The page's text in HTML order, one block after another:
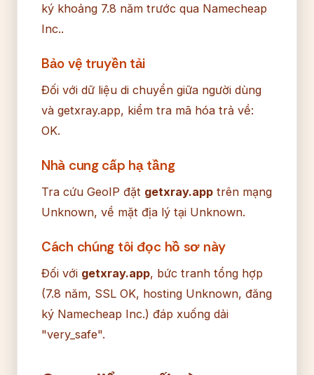
ký khoảng 7.8 năm trước qua Namecheap
Inc..
Bảo vệ truyền tải
Đối với dữ liệu di chuyển giữa người dùng
và getxray.app, kiểm tra mã hóa trả về:
OK.
Nhà cung cấp hạ tầng
Tra cứu GeoIP đặt getxray.app trên mạng
Unknown, về mặt địa lý tại Unknown.
Cách chúng tôi đọc hồ sơ này
Đối với getxray.app, bức tranh tổng hợp
(7.8 năm, SSL OK, hosting Unknown, đăng
ký Namecheap Inc.) đáp xuống dải
"very_safe".